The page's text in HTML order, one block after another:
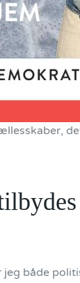
både